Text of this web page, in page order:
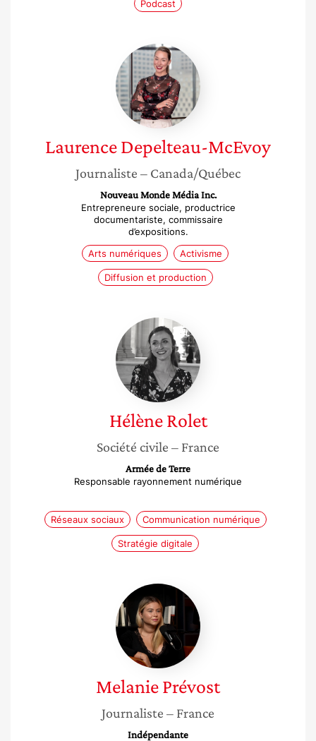
Podcast
Laurence
Depelteau-
McEvoy
LaurenceDepelteau-McEvoy
Journaliste – Canada/Québec
Nouveau Monde Média Inc.
Entrepreneure sociale, productrice
documentariste, commissaire
d’expositions.
Arts numériques
Activisme
Diffusion et production
Hélène
Rolet
Hélène Rolet
Société civile – France
Armée de Terre
Responsable rayonnement numérique
Réseaux sociaux Communication numérique
Stratégie digitale
Melanie
Prévost
MelaniePrévost
Journaliste – France
Indépendante